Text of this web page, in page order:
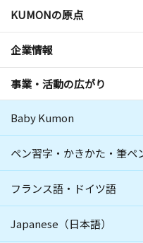
KUMONの原点
企業情報
事業・活動の広がり
Baby Kumon
ペン習字・かきかた・筆ペ
フランス語・ドイツ語
Japanese（日本語）